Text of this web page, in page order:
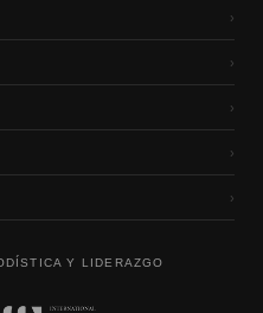
›
›
›
›
›
Y LIDERAZGO